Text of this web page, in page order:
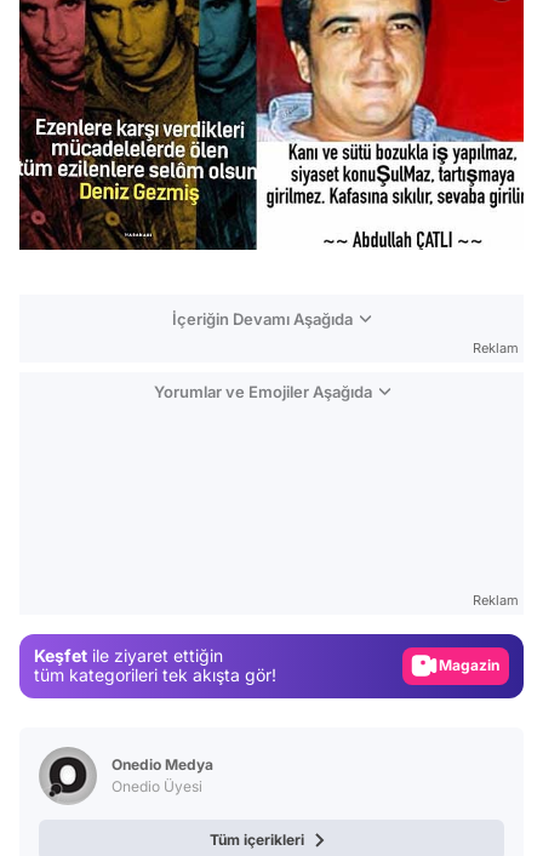
İçeriğin Devamı Aşağıda
Reklam
Yorumlar ve Emojiler Aşağıda
Reklam
Keşfet ile ziyaret ettiğin
tüm kategorileri tek akışta gör!
Magazin
Onedio Medya
Onedio Üyesi
Tüm içerikleri